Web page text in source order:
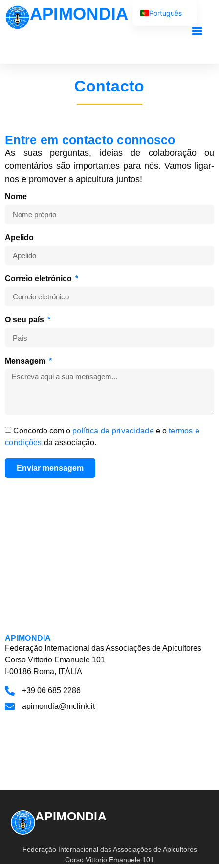
APIMONDIA
Contacto
Entre em contacto connosco
As suas perguntas, ideias de colaboração ou
comentários são importantes para nós. Vamos ligar-
nos e promover a apicultura juntos!
Nome
Apelido
Correio eletrónico
O seu país
Mensagem
Concordo com o política de privacidadee o termos e
condições da associação.
Enviar mensagem
APIMONDIA
Federação Internacional das Associações de Apicultores
Corso Vittorio Emanuele 101
I-00186 Roma, ITÁLIA
+39 06 685 2286
apimondia@mclink.it
APIMONDIA
Federação Internacional das Associações de Apicultores
Corso Vittorio Emanuele 101
Português